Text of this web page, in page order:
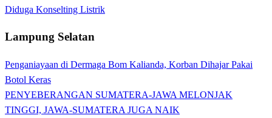
Diduga Konselting Listrik
Lampung Selatan
Penganiayaan di Dermaga Bom Kalianda, Korban Dihajar Pakai
Botol Keras
PENYEBERANGAN SUMATERA-JAWA MELONJAK
TINGGI, JAWA-SUMATERA JUGA NAIK